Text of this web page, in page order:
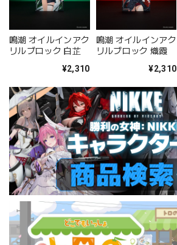
鳴潮 オイルインアク
リルブロック 白芷
¥2,310
鳴潮 オイルインアク
リルブロック 熾霞
¥2,310